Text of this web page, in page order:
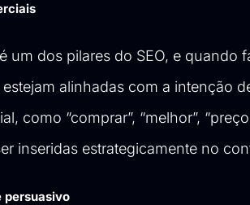
um dos pilares do SEO, e quando
alinhadas com a intenção
como “comprar”, “melhor”,
inseridas estrategicamente no
persuasivo